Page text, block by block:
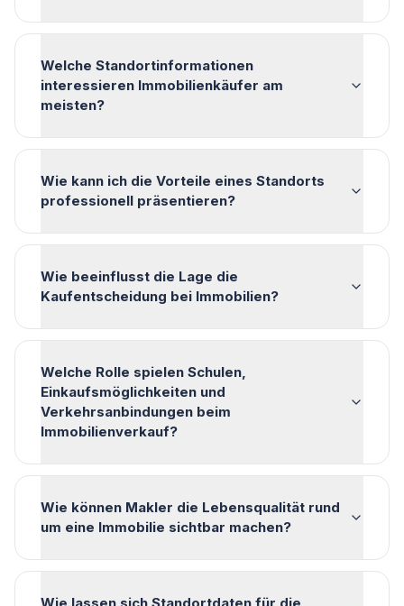
Welche Standortinformationen
interessieren Immobilienkäufer am
meisten?
Wie kann ich die Vorteile eines Standorts
professionell präsentieren?
Wie beeinflusst die Lage die
Kaufentscheidung bei Immobilien?
Welche Rolle spielen Schulen,
Einkaufsmöglichkeiten und
Verkehrsanbindungen beim
Immobilienverkauf?
Wie können Makler die Lebensqualität rund
um eine Immobilie sichtbar machen?